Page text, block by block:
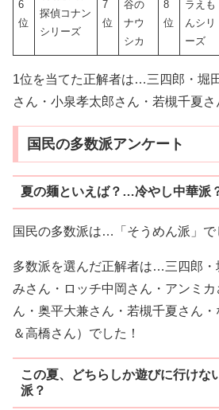
6
位
探偵コナン
シリーズ
7
位
谷の
ナウ
シカ
8
位
ラえも
んシリ
ーズ
1位を当てた正解者は…三四郎・堀
さん・小泉孝太郎さん・若槻千夏さ
国民の多数派アンケート
夏の麺といえば？…冷やし中華派
国民の多数派は…「そうめん派」で
多数派を選んだ正解者は…三四郎・
みさん・ロッチ中岡さん・アンミ
ん・奥平大兼さん・若槻千夏さん
＆高橋さん）でした！
この夏、どちらしか遊びに行け
派？